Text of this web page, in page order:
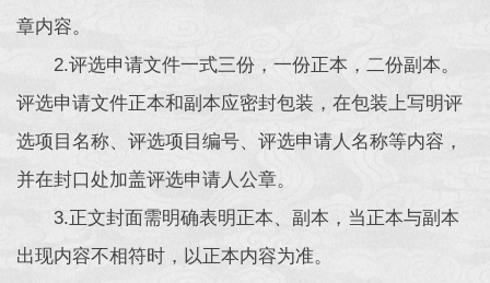
章内容。
2.评选申请文件一式三份，一份正本，二份副本。
评选申请文件正本和副本应密封包装，在包装上写明评
选项目名称、评选项目编号、评选申请人名称等内容，
并在封口处加盖评选申请人公章。
3.正文封面需明确表明正本、副本，当正本与副本
出现内容不相符时，以正本内容为准。